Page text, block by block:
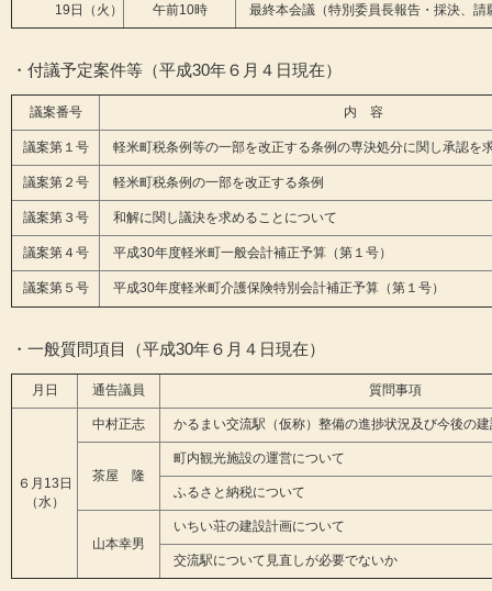
19日（火） 午前10時 最終本会議（特別委員長報告・採決、請
・付議予定案件等（平成30年６月４日現在）
議案番号 内 容
議案第１号 軽米町税条例等の一部を改正する条例の専決処分に関し承認を
議案第２号 軽米町税条例の一部を改正する条例
議案第３号 和解に関し議決を求めることについて
議案第４号 平成30年度軽米町一般会計補正予算（第１号）
議案第５号 平成30年度軽米町介護保険特別会計補正予算（第１号）
・一般質問項目（平成30年６月４日現在）
月日 通告議員 質問事項
６月13日
（水）
中村正志 かるまい交流駅（仮称）整備の進捗状況及び今後の
茶屋 隆
町内観光施設の運営について
ふるさと納税について
山本幸男
いちい荘の建設計画について
交流駅について見直しが必要でないか